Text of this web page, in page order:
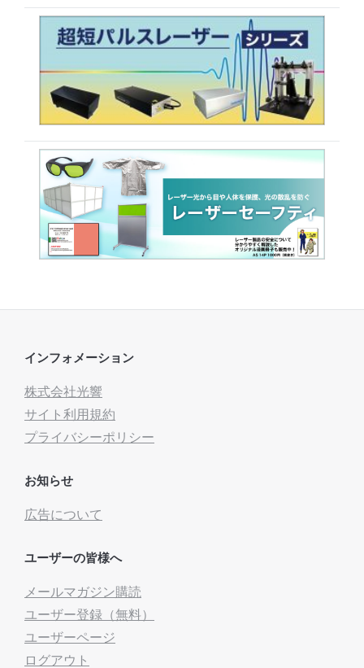
インフォメーション
株式会社光響
サイト利用規約
プライバシーポリシー
お知らせ
広告について
ユーザーの皆様へ
メールマガジン購読
ユーザー登録（無料）
ユーザーページ
ログアウト